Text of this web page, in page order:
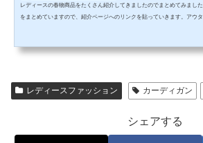
レディースの春物商品をたくさん紹介してきましたのでまとめてみまし
をまとめていますので、紹介ページへのリンクを貼っていきます。アウ
で落ち着いた雰囲気で人気です。カラーも4色から選べます。マウンテン
レディースファッション カーディガン
シェアする